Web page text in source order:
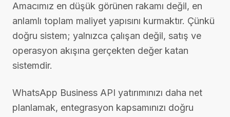
Amacımız en düşük görünen rakamı değil, en
anlamlı toplam maliyet yapısını kurmaktır. Çünkü
doğru sistem; yalnızca çalışan değil, satış ve
operasyon akışına gerçekten değer katan
sistemdir.
WhatsApp Business API yatırımınızı daha net
planlamak, entegrasyon kapsamınızı doğru